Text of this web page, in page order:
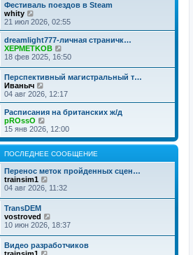
Фестиваль поездов в Steam
whity
е
р
е
й
т
к
п
о
с
л
е
д
н
е
м
у
с
о
о
б
щ
е
н
и
21 июл 2026, 02:55
dreamlight777-личная страничк…
XEPMETKOB
е
е
й
т
и
к
п
с
л
е
д
н
е
у
с
б
н
18 фев 2025, 16:50
Перспективный магистральный т…
Иваныч
е
р
е
й
т
и
к
п
о
с
л
е
д
н
м
у
с
о
о
04 авг 2026, 12:17
Расписания на британских ж/д
pROssO
е
р
е
й
т
и
к
п
л
е
д
н
е
15 янв 2026, 12:00
ПОСЛЕДНЕЕ СООБЩЕНИЕ
Перенос меток пройденных сцен…
trainsim1
е
й
т
и
к
п
04 авг 2026, 11:32
TransDEM
vostroved
е
е
й
10 июн 2026, 18:37
Видео разработчиков